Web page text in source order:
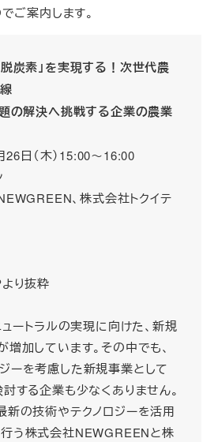
ご案内します。
脱炭素」を実現する！次世代農
線
決へ挑戦する企業の農業
日（木）15:00～16:00
、株式会社トクイテ
より抜粋
ートラルの実現に向けた、新規
増加しています。その中でも、
ーを考慮した新規事業として
討する企業も少なくありません。
新の技術やテクノロジーを活用
う株式会社NEWGREENと株